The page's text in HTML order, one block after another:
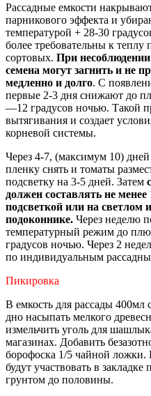
Рассадные емкости
парникового эффекта и
температурой + 28-30
более требовательны к
сортовых. При
семена могут загнить и не
медленно и долго. С
первые 2-3 дня снижают до
—12 градусов ночью. Такой
вытягивания и создает
корневой системы.
Через 4-7, (максимум 10)
пленку снять и томаты
подсветку на 3-5 дней. Затем
должен составлять не
подсветкой или на светлом
подоконнике. Через неделю
температурный режим до
градусов ночью. Через 2
по индивидуальным
Пикировка
В емкость для рассады
дно насыпать мелкого
измельчить уголь для
магазинах. Добавить
борофоска 1/5 чайной
будут участвовать в
грунтом до половины.